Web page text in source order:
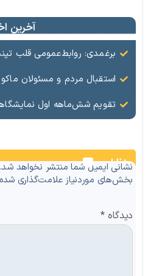
آخرین
برغمدی: روابط‌عمومی قلب تپنده
استقبال مردم و مسئولان ماکو از قهرمان طلایی آسیا
تقویم شش‌ماهه اول نمایشگاهی سال ۱۴۰۵
نظرات
نشانی ایمیل شما منتشر نخواهد شد.
بخش‌های موردنیاز علامت‌گذاری
دیدگاه*